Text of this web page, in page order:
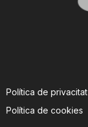
Política de privacitat
Política de cookies